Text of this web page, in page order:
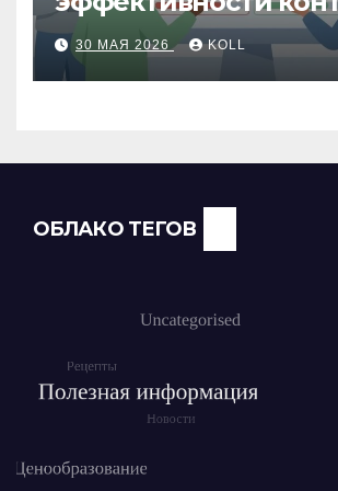
центра: как
работу операторов и
команды
30 МАЯ 2026 KOLL
ОБЛАКО ТЕГОВ